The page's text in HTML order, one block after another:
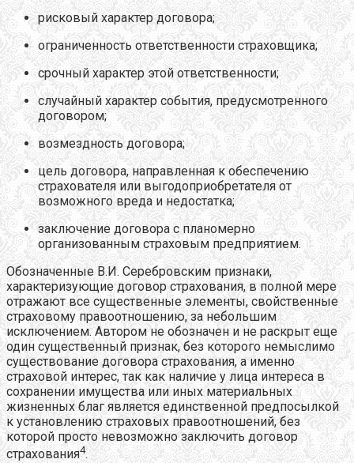
рисковый характер договора;
ограниченность ответственности страховщика;
срочный характер этой ответственности;
случайный характер события, предусмотренного
договором;
возмездность договора;
цель договора, направленная к обеспечению
страхователя или выгодоприобретателя от
возможного вреда и недостатка;
заключение договора с планомерно
организованным страховым предприятием.
Обозначенные В.И. Серебровским признаки,
характеризующие договор страхования, в полной мере
отражают все существенные элементы, свойственные
страховому правоотношению, за небольшим
исключением. Автором не обозначен и не раскрыт еще
один существенный признак, без которого немыслимо
существование договора страхования, а именно
страховой интерес, так как наличие у лица интереса в
сохранении имущества или иных материальных
жизненных благ является единственной предпосылкой
к установлению страховых правоотношений, без
которой просто невозможно заключить договор
страхования4.